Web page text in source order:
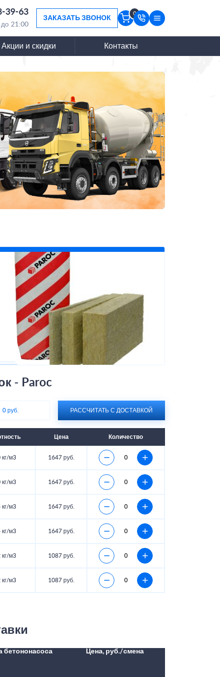
39-63
21:00
ЗАКАЗАТЬ ЗВОНОК
0
Акции и скидки Контакты
- Paroc
0 руб. РАССЧИТАТЬ С ДОСТАВКОЙ
Цена Количество
кг/м3 1647 руб.
кг/м3 1647 руб.
кг/м3 1647 руб.
кг/м3 1647 руб.
кг/м3 1087 руб.
кг/м3 1087 руб.
бетононасоса Цена, руб./смена